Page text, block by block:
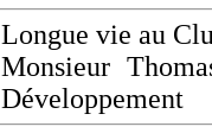
Longue vie au
Monsieur
Développement